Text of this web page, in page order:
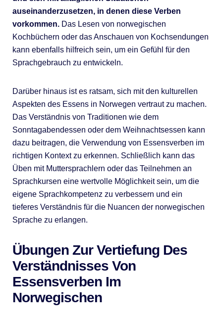
auseinanderzusetzen, in denen diese Verben
vorkommen.Das Lesen von norwegischen
Kochbüchern oder das Anschauen von Kochsendungen
kann ebenfalls hilfreich sein, um ein Gefühl für den
Sprachgebrauch zu entwickeln.
Darüber hinaus ist es ratsam, sich mit den kulturellen
Aspekten des Essens in Norwegen vertraut zu machen.
Das Verständnis von Traditionen wie dem
Sonntagabendessen oder dem Weihnachtsessen kann
dazu beitragen, die Verwendung von Essensverben im
richtigen Kontext zu erkennen. Schließlich kann das
Üben mit Muttersprachlern oder das Teilnehmen an
Sprachkursen eine wertvolle Möglichkeit sein, um die
eigene Sprachkompetenz zu verbessern und ein
tieferes Verständnis für die Nuancen der norwegischen
Sprache zu erlangen.
Übungen Zur Vertiefung Des
Verständnisses Von
Essensverben Im
Norwegischen